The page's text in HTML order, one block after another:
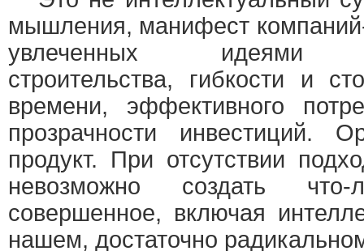
мышления, манифест
увлеченных идеями
строительства, гибкости и
времени, эффективного
прозрачности инвестиций.
продукт. При отсутствии
невозможно создать
совершенное, включая
нашем, достаточно